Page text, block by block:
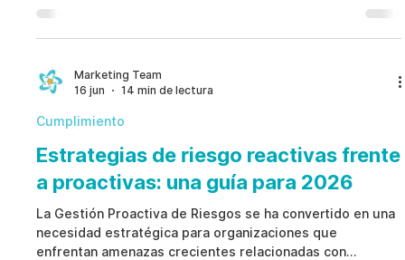
responsables asignados, que los controles funcionan,
que las evidencias se conservan y que los problemas se
Gestión del Cumplimiento Normativo eficaz combina
gobernanza, monitoreo, rendición de cuentas,
Marketing Team
16 jun
14 min de lectura
Cumplimiento
Estrategias de riesgo reactivas frente
a proactivas: una guía para 2026
La Gestión Proactiva de Riesgos se ha convertido en una
necesidad estratégica para organizaciones que
enfrentan amenazas crecientes relacionadas con